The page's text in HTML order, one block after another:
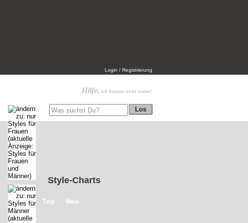
Login / Registrierung
Hilfe, ich komme nicht weiter!
Style-Charts
Top Neu